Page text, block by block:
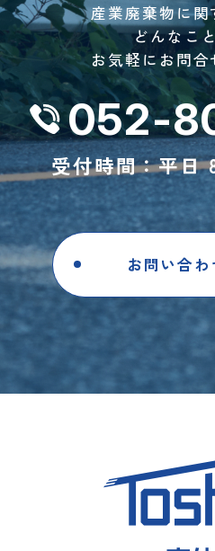
産業廃棄物に関
どんなこ
お気軽にお問合
052-
受付時間：平日
お問い合